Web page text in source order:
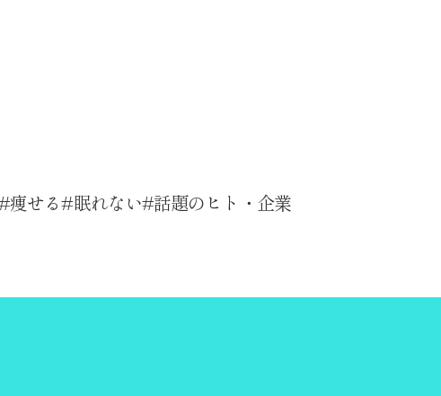
痩せる 眠れない 話題のヒト・企業